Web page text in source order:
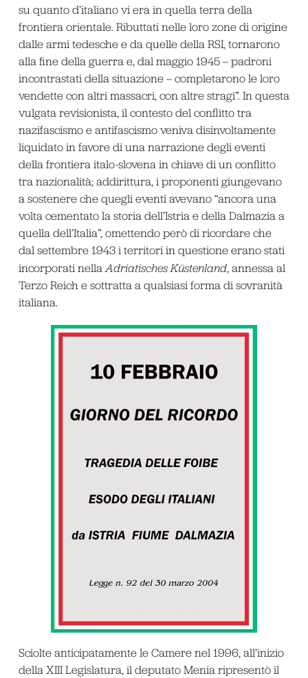
su quanto d’italiano vi era in quella terra della
frontiera orientale. Ributtati nelle loro zone di origine
dalle armi tedesche e da quelle della RSI, tornarono
alla fine della guerra e, dal maggio 1945 – padroni
incontrastati della situazione – completarono le loro
vendette con altri massacri, con altre stragi”. In questa
vulgata revisionista, il contesto del conflitto tra
nazifascismo e antifascismo veniva disinvoltamente
liquidato in favore di una narrazione degli eventi
della frontiera italo-slovena in chiave di un conflitto
tra nazionalità; addirittura, i proponenti giungevano
a sostenere che quegli eventi avevano “ancora una
volta cementato la storia dell’Istria e della Dalmazia a
quella dell’Italia”, omettendo però di ricordare che
dal settembre 1943 i territori in questione erano stati
incorporati nella Adriatisches Küstenland, annessa al
Terzo Reich e sottratta a qualsiasi forma di sovranità
italiana.
Sciolte anticipatamente le Camere nel 1996, all’inizio
della XIII Legislatura, il deputato Menia ripresentò il